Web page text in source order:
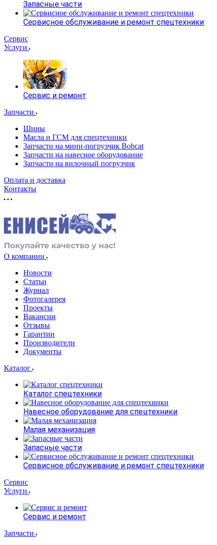
Запасные части
Сервисное обслуживание и ремонт спецтехники
Сервис
Услуги
Сервис и ремонт
Запчасти
Шины
Масла и ГСМ для спецтехники
Запчасти на мини-погрузчик Bobcat
Запчасти на навесное оборудование
Запчасти на вилочный погрузчик
Оплата и доставка
Контакты
О компании
Новости
Статьи
Журнал
Фотогалерея
Проекты
Вакансии
Отзывы
Гарантии
Производители
Документы
Каталог
Каталог спецтехники
Навесное оборудование для спецтехники
Малая механизация
Запасные части
Сервисное обслуживание и ремонт спецтехники
Сервис
Услуги
Сервис и ремонт
Запчасти